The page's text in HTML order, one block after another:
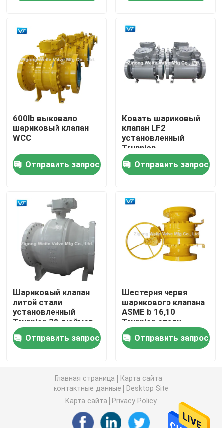
Проверка качества
Свяжитесь мы
Спросите цитату
Шариковый клапан трубопровода
Клапаны трубопровода природного газа
Клапаны нефтепровода
Шариковый клапан управляемый шестерней
Шариковый клапан углерода стальной служить
Нержавеющая сталь служила фланцем шариковый
Клапан аварийной остановки
плавая шариковый клапан
Шариковый клапан установленный Trunnion
600lb выковало
шариковый клапан
WCC
Отправить запрос
Ковать шариковый
клапан LF2
установленный
Trunnion
Отправить запрос
Шариковый клапан
литой стали
установленный
Trunnion 30 дюймов
Отправить запрос
Шестерня червя
шарикового клапана
ASME b 16,10
Trunnion стали
отливки работала
Отправить запрос
Главная страница
Карта сайта
контактные данные
Desktop Site
Карта сайта
Privacy Policy